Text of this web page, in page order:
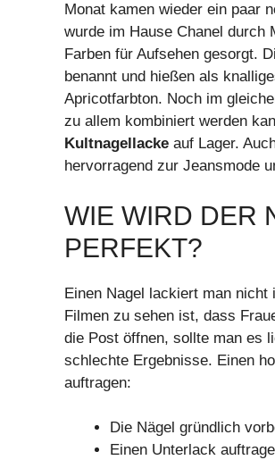
Monat kamen wieder ein paar
wurde im Hause Chanel
Farben für Aufsehen gesorgt.
benannt und hießen als
Apricotfarbton. Noch im
zu allem kombiniert werden
Kultnagellacke auf Lager.
hervorragend zur Jeansmode
WIE WIRD DER
PERFEKT?
Einen Nagel lackiert man
Filmen zu sehen ist, dass
die Post öffnen, sollte man es
schlechte Ergebnisse. Einen
auftragen:
Die Nägel gründlich
Einen Unterlack